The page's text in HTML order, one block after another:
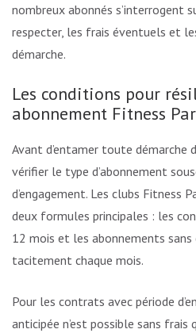
nombreux abonnés s’interrogent
respecter, les frais éventuels et
démarche.
Les conditions pour
abonnement Fitness
Avant d’entamer toute démarche
vérifier le type d’abonnement
d’engagement. Les clubs Fitness
deux formules principales : les
12 mois et les abonnements
tacitement chaque mois.
Pour les contrats avec période
anticipée n’est possible sans frais